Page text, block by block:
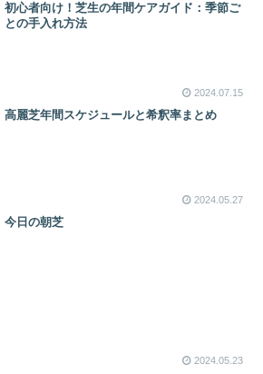
初心者向け！芝生の年間ケアガイド：季節ご
との手入れ方法
2024.07.15
高麗芝年間スケジュールと希釈率まとめ
2024.05.27
今日の朝芝
2024.05.23